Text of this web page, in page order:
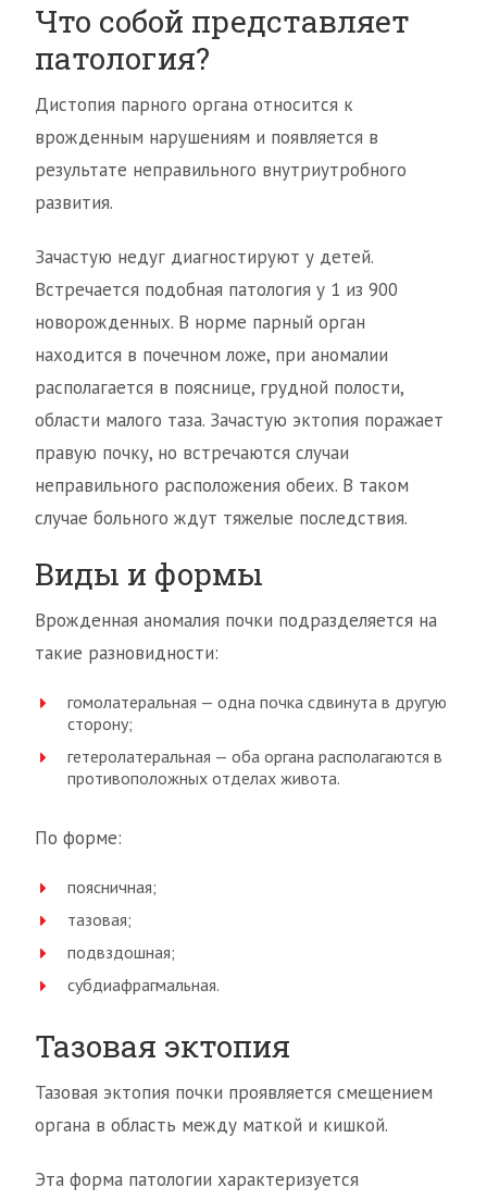
Что собой представляет
патология?
Дистопия парного органа относится к
врожденным нарушениям и появляется в
результате неправильного внутриутробного
развития.
Зачастую недуг диагностируют у детей.
Встречается подобная патология у 1 из 900
новорожденных. В норме парный орган
находится в почечном ложе, при аномалии
располагается в пояснице, грудной полости,
области малого таза. Зачастую эктопия поражает
правую почку, но встречаются случаи
неправильного расположения обеих. В таком
случае больного ждут тяжелые последствия.
Виды и формы
Врожденная аномалия почки подразделяется на
такие разновидности:
гомолатеральная — одна почка сдвинута в другую
сторону;
гетеролатеральная — оба органа располагаются в
противоположных отделах живота.
По форме:
поясничная;
тазовая;
подвздошная;
субдиафрагмальная.
Тазовая эктопия
Тазовая эктопия почки проявляется смещением
органа в область между маткой и кишкой.
Эта форма патологии характеризуется